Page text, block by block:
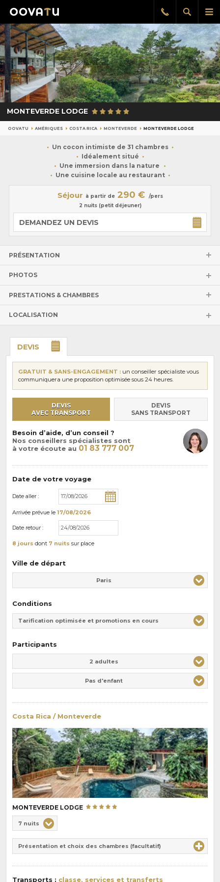
le
Afficher
la
Rappel
gratuit
MONTEVERDE LODGE
OOVATU AMÉRIQUES COSTA RICA MONTEVERDE MONTEVERDE LODGE
Un cocon intimiste de 31 chambres
Idéalement situé
Une immersion dans la nature
Une cuisine locale au restaurant
Séjour à partir de 290 €
/pers
2 nuits (petit déjeuner)
DEMANDEZ UN DEVIS
PRÉSENTATION
PHOTOS
PRESTATIONS & CHAMBRES
LOCALISATION
DEVIS
GRATUIT & SANS-ENGAGEMENT : un conseiller spécialiste vous
communiquera une proposition optimisée sous 24 heures.
DEVIS
AVEC TRANSPORT
DEVIS
SANS TRANSPORT
Besoin d’aide, d’un conseil ?
Nos conseillers spécialistes sont
à votre écoute au 01 83 777 007
Date de votre voyage
Date aller :
Arrivée prévue le 17/08/2026
Date retour :
8 jours dont 7 nuits sur place
Ville de départ
Paris
Conditions
Tarification optimisée et promotions en cours
Participants
2 adultes
Pas d'enfant
Costa Rica / Monteverde
MONTEVERDE LODGE
de
pension
:
Durée
7 nuits
Présentation et choix des chambres (facultatif)
Transports : classe, services et transferts